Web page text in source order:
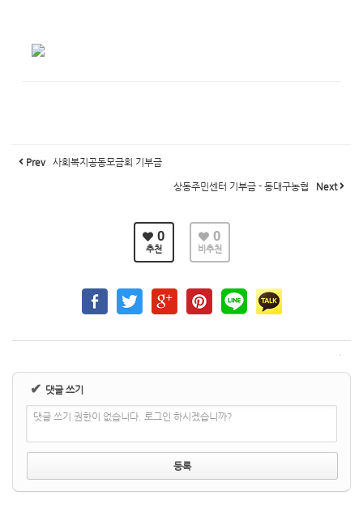
Prev 사회복지공동모금회 기부금
상동주민센터 기부금 - 동대구농협 Next
0
추천
0
비추천
✔ 댓글 쓰기
댓글 쓰기 권한이 없습니다. 로그인 하시겠습니까?